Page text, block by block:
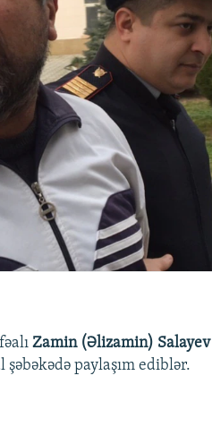
Zamin (Əlizamin) Salayev
şəbəkədə paylaşım ediblər.